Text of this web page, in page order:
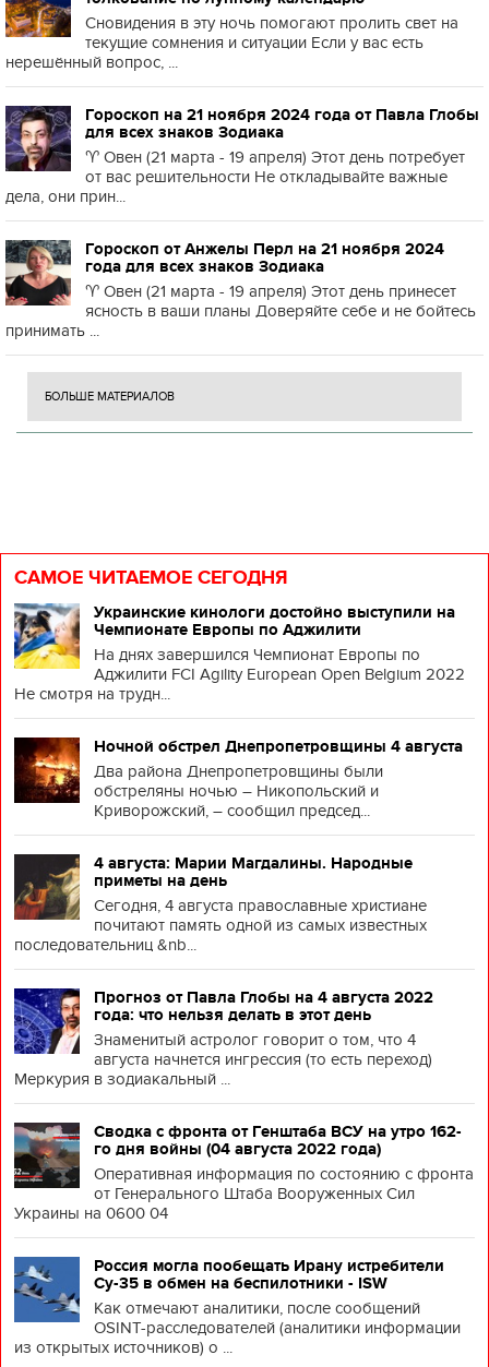
Сновидения в эту ночь помогают пролить свет на
текущие сомнения и ситуации Если у вас есть
нерешённый вопрос, ...
Гороскоп на 21 ноября 2024 года от Павла Глобы
для всех знаков Зодиака
♈️ Овен (21 марта - 19 апреля) Этот день потребует
от вас решительности Не откладывайте важные
дела, они прин...
Гороскоп от Анжелы Перл на 21 ноября 2024
года для всех знаков Зодиака
♈️ Овен (21 марта - 19 апреля) Этот день принесет
ясность в ваши планы Доверяйте себе и не бойтесь
принимать ...
БОЛЬШЕ МАТЕРИАЛОВ
САМОЕ ЧИТАЕМОЕ СЕГОДНЯ
Украинские кинологи достойно выступили на
Чемпионате Европы по Аджилити
На днях завершился Чемпионат Европы по
Аджилити FCI Agility European Open Belgium 2022
Не смотря на трудн...
Ночной обстрел Днепропетровщины 4 августа
Два района Днепропетровщины были
обстреляны ночью – Никопольский и
Криворожский, – сообщил председ...
4 августа: Марии Магдалины. Народные
приметы на день
Сегодня, 4 августа православные христиане
почитают память одной из самых известных
последовательниц &nb...
Прогноз от Павла Глобы на 4 августа 2022
года: что нельзя делать в этот день
Знаменитый астролог говорит о том, что 4
августа начнется ингрессия (то есть переход)
Меркурия в зодиакальный ...
Сводка с фронта от Генштаба ВСУ на утро 162-
го дня войны (04 августа 2022 года)
Оперативная информация по состоянию с фронта
от Генерального Штаба Вооруженных Сил
Украины на 0600 04
Россия могла пообещать Ирану истребители
Су-35 в обмен на беспилотники - ISW
Как отмечают аналитики, после сообщений
OSINT-расследователей (аналитики информации
из открытых источников) о ...